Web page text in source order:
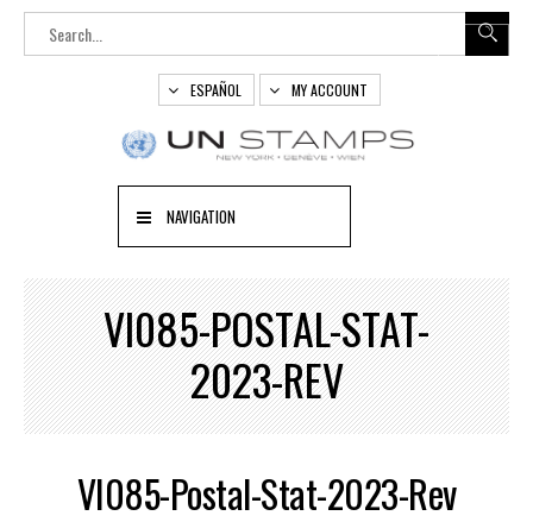
ESPAÑOL MY ACCOUNT
NAVIGATION
VI085-POSTAL-STAT-
2023-REV
VI085-Postal-Stat-2023-Rev